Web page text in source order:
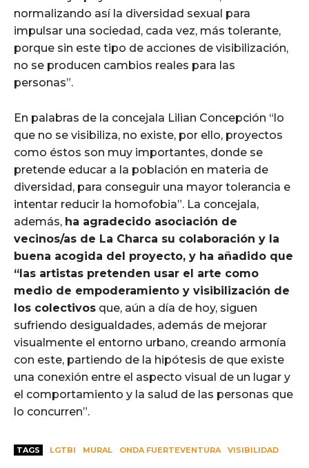
normalizando así la diversidad sexual para
impulsar una sociedad, cada vez, más tolerante,
porque sin este tipo de acciones de visibilización,
no se producen cambios reales para las
personas”.
En palabras de la concejala Lilian Concepción “lo
que no se visibiliza, no existe, por ello, proyectos
como éstos son muy importantes, donde se
pretende educar a la población en materia de
diversidad, para conseguir una mayor tolerancia e
intentar reducir la homofobia”. La concejala,
además, ha agradecido asociación de
vecinos/as de La Charca su colaboración y la
buena acogida del proyecto, y ha añadido que
“las artistas pretenden usar el arte como
medio de empoderamiento y visibilización de
los colectivos que, aún a día de hoy, siguen
sufriendo desigualdades, además de mejorar
visualmente el entorno urbano, creando armonía
con este, partiendo de la hipótesis de que existe
una conexión entre el aspecto visual de un lugar y
el comportamiento y la salud de las personas que
lo concurren”.
TAGS LGTBI MURAL ONDA FUERTEVENTURA VISIBILIDAD